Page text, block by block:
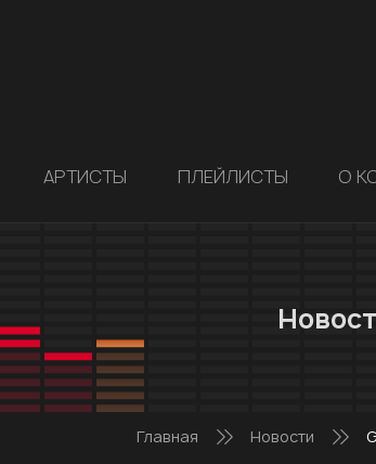
АРТИСТЫ ПЛЕЙЛИСТЫ О
Главная Новости